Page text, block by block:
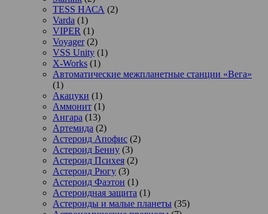
TESS НАСА (2)
Varda (1)
VIPER (1)
Voyager(2)
VSS Unity (1)
X-Works (1)
Автоматические межпланетные станции «Вега»
(1)
Акацуки (1)
Аммонит (1)
Ангара (13)
Артемида (2)
Астероид Апофис (2)
Астероид Бенну (3)
Астероид Психея (2)
Астероид Рюгу (3)
Астероид Фаэтон (1)
Астероидная защита (1)
Астероиды и малые планеты (35)